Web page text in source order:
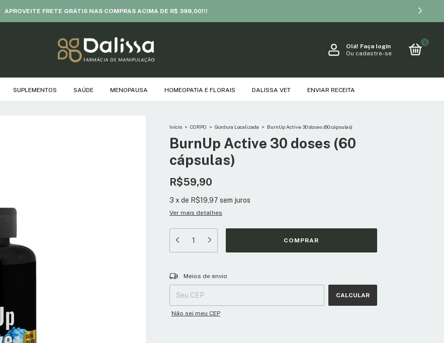
APROVEITE FRETE GRÁTIS NAS COMPRAS ACIMA DE R$ 399,00!!!
Olá! Faça login
Ou cadastre-se
0
SUPLEMENTOS SAÚDE MENOPAUSA HOMEOPATIA E FLORAIS DALISSA VET ENVIAR RECEITA
Início > CORPO > Gordura Localizada > BurnUp Active 30 doses (60 cápsulas)
BurnUp Active 30 doses (60
cápsulas)
R$59,90
3 x de R$19,97 sem juros
Ver mais detalhes
Entregas para o CEP:
Meios de envio
CALCULAR
Não sei meu CEP